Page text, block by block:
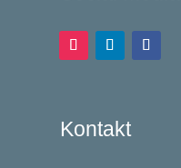
Kontakt